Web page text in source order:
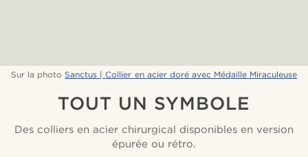
Sur la photo Sanctus | Collier en acier doré avec Médaille Miraculeuse
TOUT UN SYMBOLE
Des colliers en acier chirurgical disponibles en version
épurée ou rétro.